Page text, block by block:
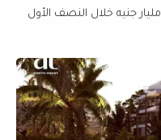
مدينة مصر تسجل مبيعات بقيمة 28.4 مليار جنيه خلال النصف الأول